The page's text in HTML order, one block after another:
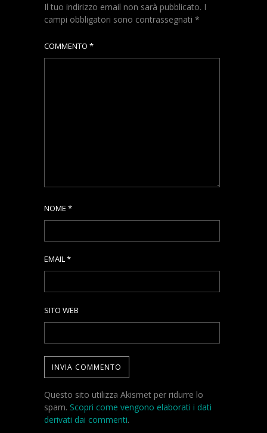
Il tuo indirizzo email non sarà pubblicato. I
campi obbligatori sono contrassegnati *
COMMENTO *
NOME *
EMAIL*
SITO WEB
Questo sito utilizza Akismet per ridurre lo
spam. Scopri come vengono elaborati i dati
derivati dai commenti.